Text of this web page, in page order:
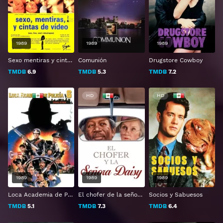
Sexo mentiras y cintas de video
TMDB 6.9
1989
Comunión
TMDB 5.3
1989
Drugstore Cowboy
TMDB7.2
1989
Loca Academia de Policía 6: Ciudad Sitiada
TMDB 5.1
HD
1989
El chofer de la señora Daisy
TMDB 7.3
HD
1989
Socios y Sabuesos
TMDB6.4
HD
1989